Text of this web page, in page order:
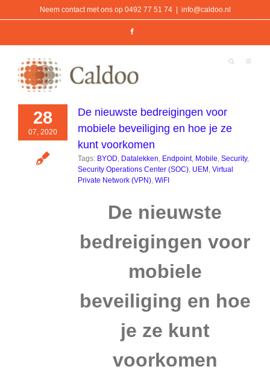
Neem contact met ons op 0492 77 51 74 info@caldoo.nl
28
07, 2020
De nieuwste bedreigingen voor
mobiele beveiliging en hoe je ze
kunt voorkomen
Tags: BYOD, Datalekken, Endpoint, Mobile, Security,
Security Operations Center (SOC), UEM , Virtual
Private Network (VPN), WiFI
De nieuwste
bedreigingen voor
mobiele
beveiliging en hoe
je ze kunt
voorkomen